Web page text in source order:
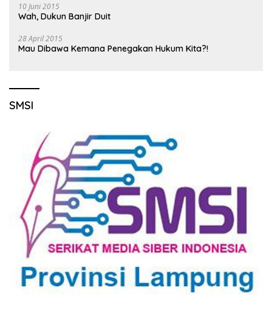
10 Juni 2015
Wah, Dukun Banjir Duit
28 April 2015
Mau Dibawa Kemana Penegakan Hukum Kita?!
SMSI